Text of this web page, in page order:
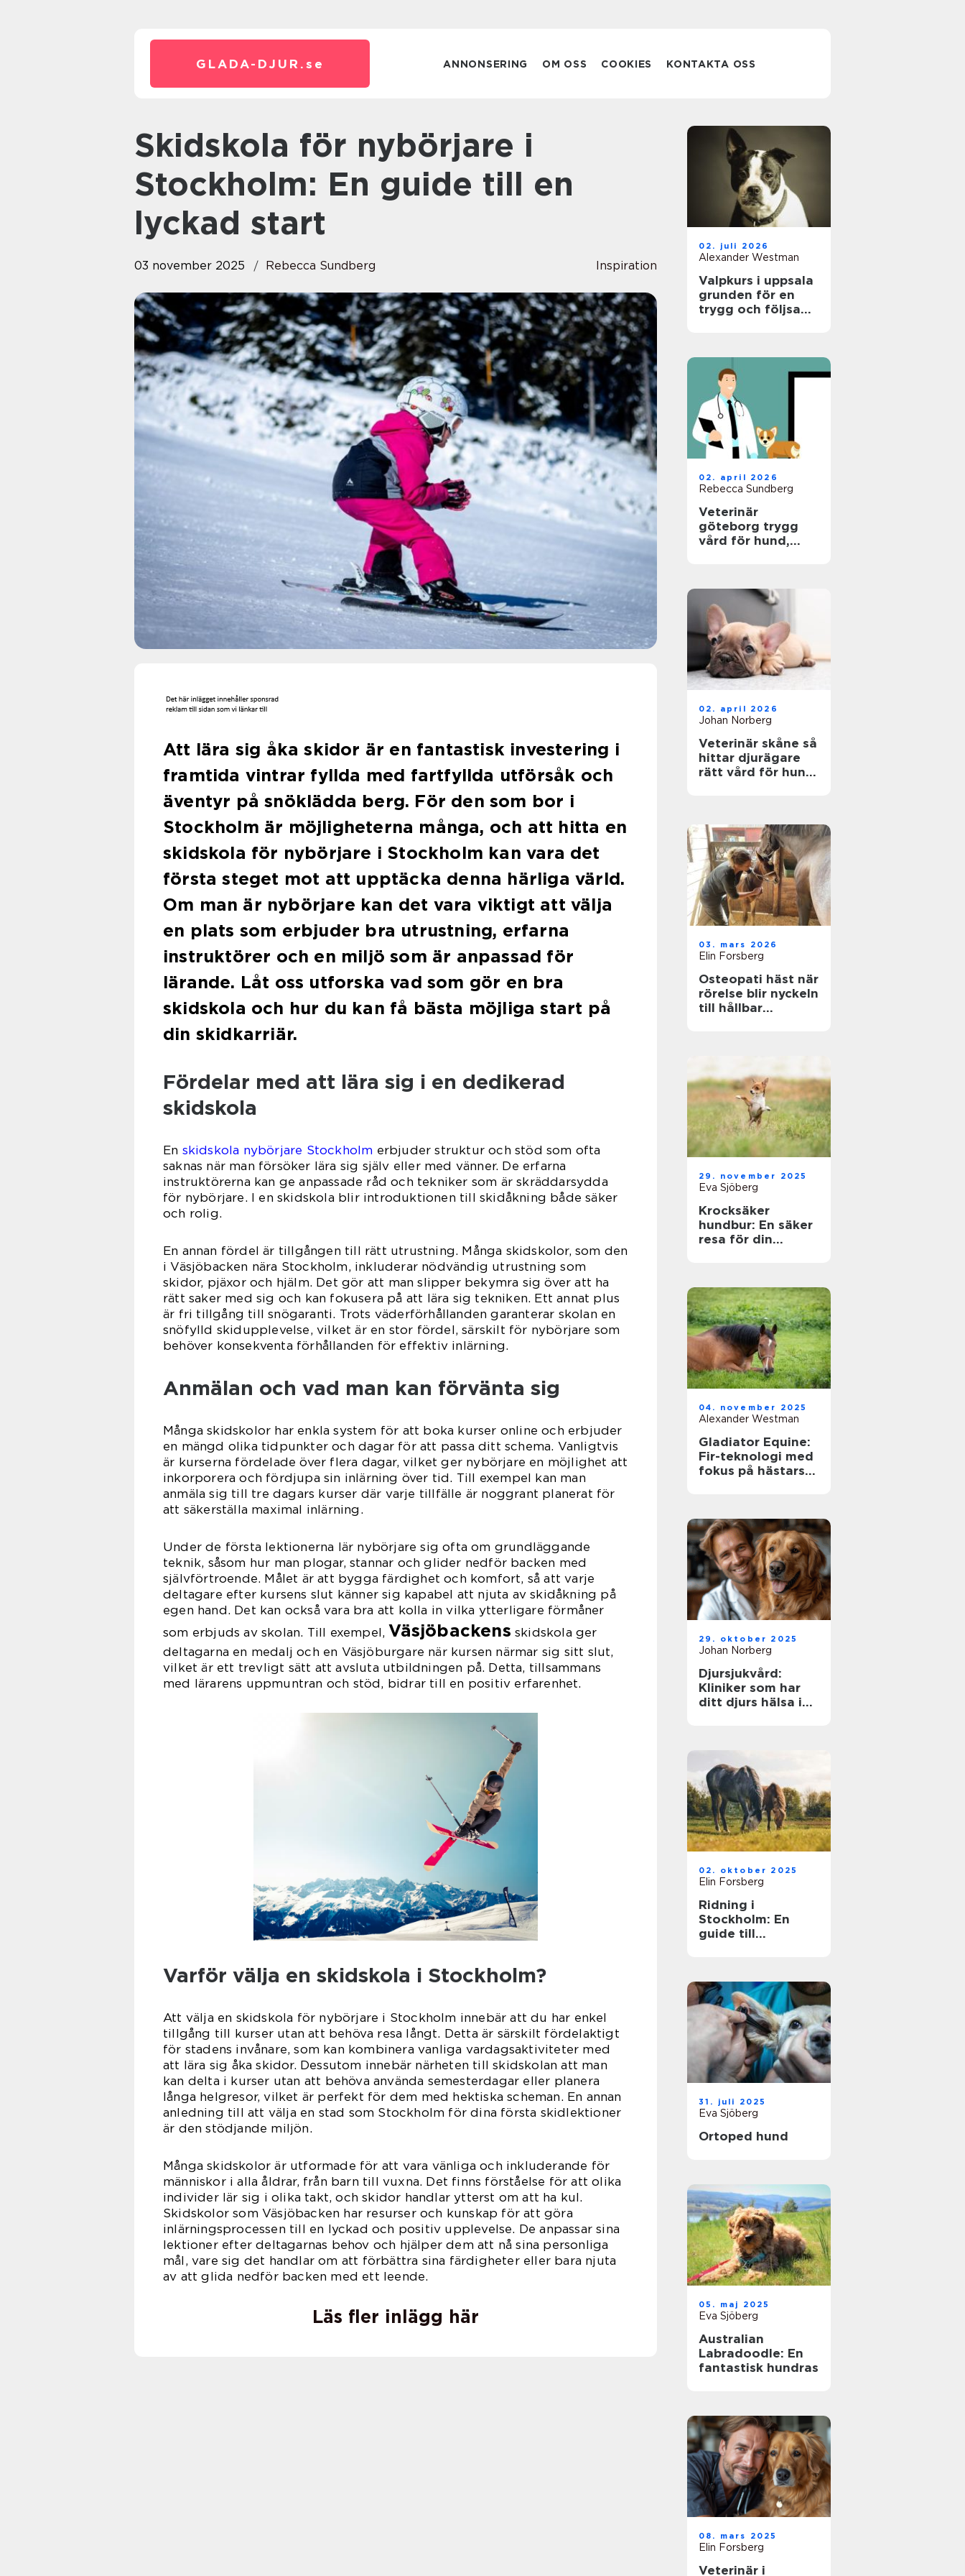
GLADA-DJUR. se ANNONSERING OM OSS COOKIES KONTAKTA OSS
Skidskola för nybörjare i
Stockholm: En guide till en
lyckad start
03 november 2025 Rebecca Sundberg Inspiration
Att lära sig åka skidor är en fantastisk investering i
framtida vintrar fyllda med fartfyllda utförsåk och
äventyr på snöklädda berg. För den som bor i
Stockholm är möjligheterna många, och att hitta en
skidskola för nybörjare i Stockholm kan vara det
första steget mot att upptäcka denna härliga värld.
Om man är nybörjare kan det vara viktigt att välja
en plats som erbjuder bra utrustning, erfarna
instruktörer och en miljö som är anpassad för
lärande. Låt oss utforska vad som gör en bra
skidskola och hur du kan få bästa möjliga start på
din skidkarriär.
Fördelar med att lära sig i en dedikerad
skidskola
En skidskola nybörjare Stockholm erbjuder struktur och stöd som ofta
saknas när man försöker lära sig själv eller med vänner. De erfarna
instruktörerna kan ge anpassade råd och tekniker som är skräddarsydda
för nybörjare. I en skidskola blir introduktionen till skidåkning både säker
och rolig.
En annan fördel är tillgången till rätt utrustning. Många skidskolor, som den
i Väsjöbacken nära Stockholm, inkluderar nödvändig utrustning som
skidor, pjäxor och hjälm. Det gör att man slipper bekymra sig över att ha
rätt saker med sig och kan fokusera på att lära sig tekniken. Ett annat plus
är fri tillgång till snögaranti. Trots väderförhållanden garanterar skolan en
snöfylld skidupplevelse, vilket är en stor fördel, särskilt för nybörjare som
behöver konsekventa förhållanden för effektiv inlärning.
Anmälan och vad man kan förvänta sig
Många skidskolor har enkla system för att boka kurser online och erbjuder
en mängd olika tidpunkter och dagar för att passa ditt schema. Vanligtvis
är kurserna fördelade över flera dagar, vilket ger nybörjare en möjlighet att
inkorporera och fördjupa sin inlärning över tid. Till exempel kan man
anmäla sig till tre dagars kurser där varje tillfälle är noggrant planerat för
att säkerställa maximal inlärning.
Under de första lektionerna lär nybörjare sig ofta om grundläggande
teknik, såsom hur man plogar, stannar och glider nedför backen med
självförtroende. Målet är att bygga färdighet och komfort, så att varje
deltagare efter kursens slut känner sig kapabel att njuta av skidåkning på
egen hand. Det kan också vara bra att kolla in vilka ytterligare förmåner
som erbjuds av skolan. Till exempel, Väsjöbackens skidskola ger
deltagarna en medalj och en Väsjöburgare när kursen närmar sig sitt slut,
vilket är ett trevligt sätt att avsluta utbildningen på. Detta, tillsammans
med lärarens uppmuntran och stöd, bidrar till en positiv erfarenhet.
Varför välja en skidskola i Stockholm?
Att välja en skidskola för nybörjare i Stockholm innebär att du har enkel
tillgång till kurser utan att behöva resa långt. Detta är särskilt fördelaktigt
för stadens invånare, som kan kombinera vanliga vardagsaktiviteter med
att lära sig åka skidor. Dessutom innebär närheten till skidskolan att man
kan delta i kurser utan att behöva använda semesterdagar eller planera
långa helgresor, vilket är perfekt för dem med hektiska scheman. En annan
anledning till att välja en stad som Stockholm för dina första skidlektioner
är den stödjande miljön.
Många skidskolor är utformade för att vara vänliga och inkluderande för
människor i alla åldrar, från barn till vuxna. Det finns förståelse för att olika
individer lär sig i olika takt, och skidor handlar ytterst om att ha kul.
Skidskolor som Väsjöbacken har resurser och kunskap för att göra
inlärningsprocessen till en lyckad och positiv upplevelse. De anpassar sina
lektioner efter deltagarnas behov och hjälper dem att nå sina personliga
mål, vare sig det handlar om att förbättra sina färdigheter eller bara njuta
av att glida nedför backen med ett leende.
Läs fler inlägg här
02. juli 2026
Alexander Westman
Valpkurs i uppsala
grunden för en
trygg och följsam
02. april 2026
Rebecca Sundberg
Veterinär
göteborg trygg
vård för hund,
02. april 2026
Johan Norberg
Veterinär skåne så
hittar djurägare
rätt vård för hund
03. mars 2026
Elin Forsberg
Osteopati häst när
rörelse blir nyckeln
till hållbar
29. november 2025
Eva Sjöberg
Krocksäker
hundbur: En säker
resa för din
04. november 2025
Alexander Westman
Gladiator Equine:
Fir-teknologi med
fokus på hästars
29. oktober 2025
Johan Norberg
Djursjukvård:
Kliniker som har
ditt djurs hälsa i
02. oktober 2025
Elin Forsberg
Ridning i
Stockholm: En
guide till
31. juli 2025
Eva Sjöberg
Ortoped hund
05. maj 2025
Eva Sjöberg
Australian
Labradoodle: En
fantastisk hundras
08. mars 2025
Elin Forsberg
Veterinär i